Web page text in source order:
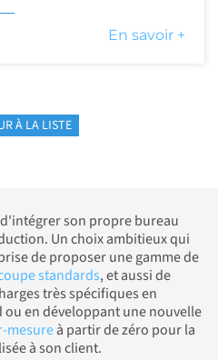
En savoir +
À LA LISTE
d'intégrer son propre bureau
Un choix ambitieux qui
de proposer une gamme de
standards, et aussi de
très spécifiques en
en développant une nouvelle
mesureà partir de zéro pour la
à son client.